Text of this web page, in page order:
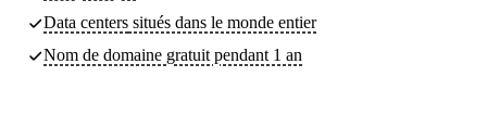
Data centers situés dans le monde entier
Nom de domaine gratuit pendant 1 an